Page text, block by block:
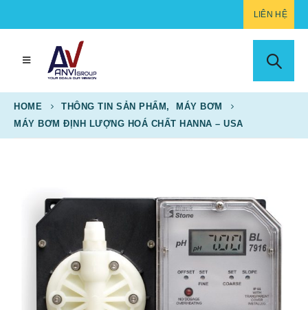
LIÊN HỆ
HOME THÔNG TIN SẢN PHẨM ,
MÁY BƠM
MÁY BƠM ĐỊNH LƯỢNG HOÁ CHẤT HANNA – USA